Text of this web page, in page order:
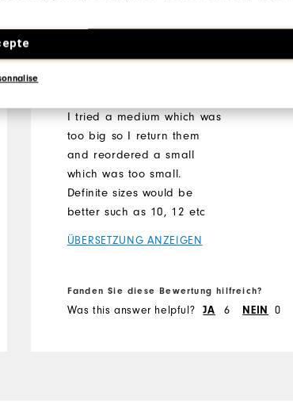
I tried a medium which was
too big so I return them
and reordered a small
which was too small.
Definite sizes would be
better such as 10, 12 etc
ÜBERSETZUNG ANZEIGEN
Fanden Sie diese Bewertung hilfreich?
Was this answer helpful? JA 6 NEIN 0